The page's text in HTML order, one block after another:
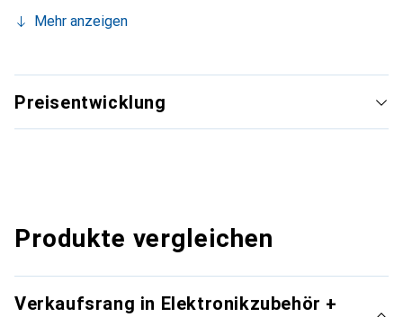
Mehr anzeigen
Preisentwicklung
Produkte vergleichen
Verkaufsrang in Elektronikzubehör +